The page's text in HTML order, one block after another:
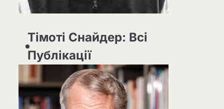
Тімоті Снайдер: Всі
Публікації